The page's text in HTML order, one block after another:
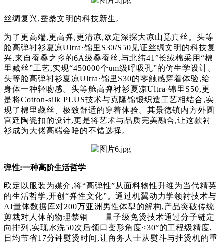
丝绸复兴,蚕桑文明的科技新生。
为了更高端,更高弹,更清凉,欧定深探大凉山觅真丝。头等
舱高弹衬衫夏凉Ultra·锦里S30/S50见证丝绸文明的科技复
兴,来自蚕桑之乡的6A级桑蚕丝,与北纬41°长绒棉采用“棉
里藏丝”工艺,实现“450000个um级呼吸孔”的仿生学设计。
头等舱高弹衬衫夏凉Ultra·锦里S30的零触感穿着体验,给
身体一种轻吻感。头等舱高弹衬衫夏凉Ultra·锦里S50,更
是将Cotton-silk PLUS技术与克隆锦锻织造工艺相结合,实
现了棉里藏丝、极致舒适的穿着体验。其景德镇内方外圆
宫廷陶瓷扣的设计,更是将艺术与品质完美融合,让这款衬
衫成为大佬高端会晤的不错选择。
弹性:一种高阶生活哲学
欧定以服装为媒介,将“高弹性”从面料物性升维为当代精英
的生活哲学,开创“弹性文化”。通过机翼动力学领衬技术与
AI量体数据库对200万亚洲男性体型的解构,产品突破传统
剪裁对人体的物理禁锢——量子级免烫技术通过分子链定
向排列,实现水洗50次后领口变形角度<30°的工程级精度,
日均节省17分钟熨烫时间,让商务人士从熨斗与挂烫机的重